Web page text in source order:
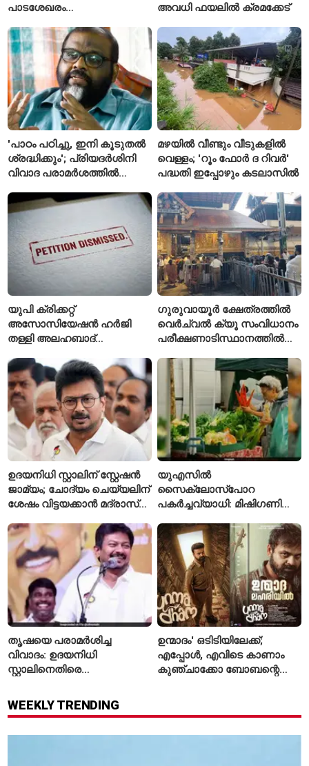
പാടശേഖരം
കർഷകർ
അവധി ഫയലിൽ ക്രമക്കേട്
'പാഠം പഠിച്ചു, ഇനി കൂടുതൽ
ശ്രദ്ധിക്കും'; പ്രിയദർശിനി
വിവാദ പരാമർശത്തിൽ
സി.പി. ജോൺ
മഴയിൽ വീണ്ടും വീടുകളിൽ
വെള്ളം; 'റൂം ഫോർ ദ റിവർ'
പദ്ധതി ഇപ്പോഴും കടലാസിൽ
യുപി ക്രിക്കറ്റ്
അസോസിയേഷൻ ഹർജി
തള്ളി അലഹബാദ്
ഗുരുവായൂർ ക്ഷേത്രത്തിൽ
വെർച്വൽ ക്യൂ സംവിധാനം
പരീക്ഷണാടിസ്ഥാനത്തിൽ
ഉദയനിധി സ്റ്റാലിന് സ്റ്റേഷൻ
ജാമ്യം; ചോദ്യം ചെയ്യലിന്
ശേഷം വിട്ടയക്കാൻ മദ്രാസ്
യുഎസിൽ
സൈക്ലോസ്പോറ
പകർച്ചവ്യാധി: മിഷിഗണിൽ
സ്ഥിരീകരിച്ചു
തൃഷയെ പരാമർശിച്ച
വിവാദം: ഉദയനിധി
സ്റ്റാലിനെതിരെ
എന്തെല്ലാം കുറ്റങ്ങൾ?
ഉന്മാദം' ഒടിടിയിലേക്ക്;
എപ്പോൾ, എവിടെ കാണാം
കുഞ്ചാക്കോ ബോബന്റെ
WEEKLY TRENDING